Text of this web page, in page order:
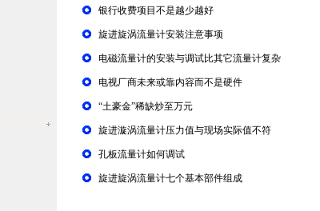
银行收费项目不是越少越好
旋进旋涡流量计安装注意事项
电磁流量计的安装与调试比其它流量计复杂
电视厂商未来或靠内容而不是硬件
“土豪金”稀缺炒至万元
旋进漩涡流量计压力值与现场实际值不符
孔板流量计如何调试
旋进旋涡流量计七个基本部件组成